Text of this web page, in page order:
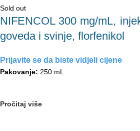
Sold out
NIFENCOL 300 mg/mL,
goveda i svinje, florfenikol
Prijavite se da biste vidjeli cijene
Pakovanje: 250 mL
Pročitaj više